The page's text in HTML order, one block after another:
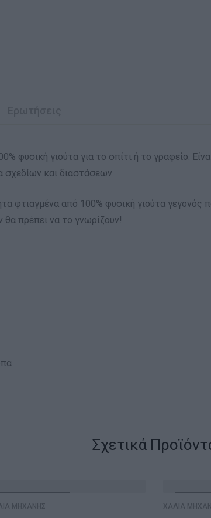
φυσική γιούτα για το σπίτι ή το γραφείο.
σχεδίων και διαστάσεων.
φτιαγμένα από 100% φυσική γιούτα
θα πρέπει να το γνωρίζουν!
Σχετικά
ΜΗΧΑΝΗΣ ΧΑΛΙΑ